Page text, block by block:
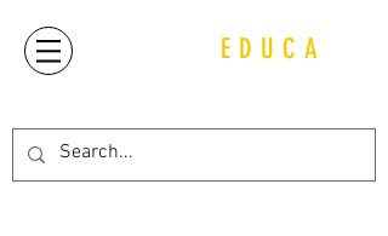
EDUCA